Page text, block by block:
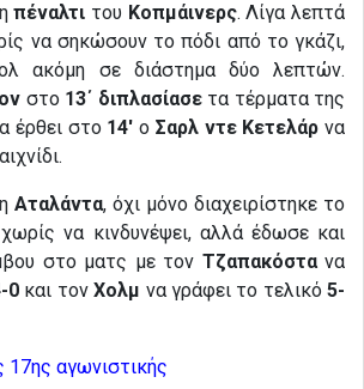
πέναλτι του Κοπμάινερς. Λίγα λεπτά
να σηκώσουν το πόδι από το γκάζι,
ακόμη σε διάστημα δύο λεπτών.
στο 13΄ διπλασίασε τα τέρματα της
έρθει στο 14′ο Σαρλ ντε Κετελάρ να
Αταλάντα, όχι μόνο διαχειρίστηκε το
να κινδυνέψει, αλλά έδωσε και
στο ματς με τον Τζαπακόστανα
0 και τονΧολμ να γράφει το τελικό5-
αγωνιστικής